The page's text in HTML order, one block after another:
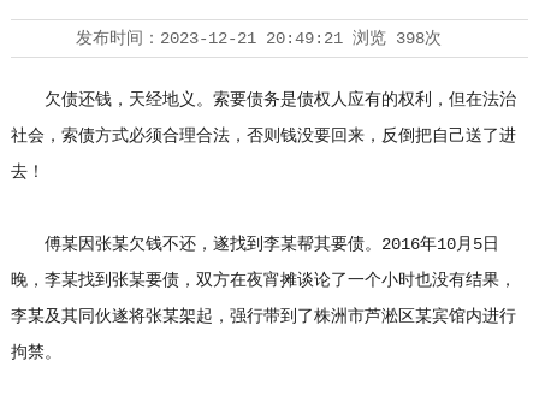
发布时间： 2023-12-21 20:49:21浏览 398次
欠债还钱，天经地义。索要债务是债权人应有的权利，但在法治
社会，索债方式必须合理合法，否则钱没要回来，反倒把自己送了进
去！
傅某因张某欠钱不还，遂找到李某帮其要债。2016年10月5日
晚，李某找到张某要债，双方在夜宵摊谈论了一个小时也没有结果，
李某及其同伙遂将张某架起，强行带到了株洲市芦淞区某宾馆内进行
拘禁。